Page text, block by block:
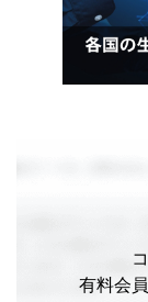
有料会